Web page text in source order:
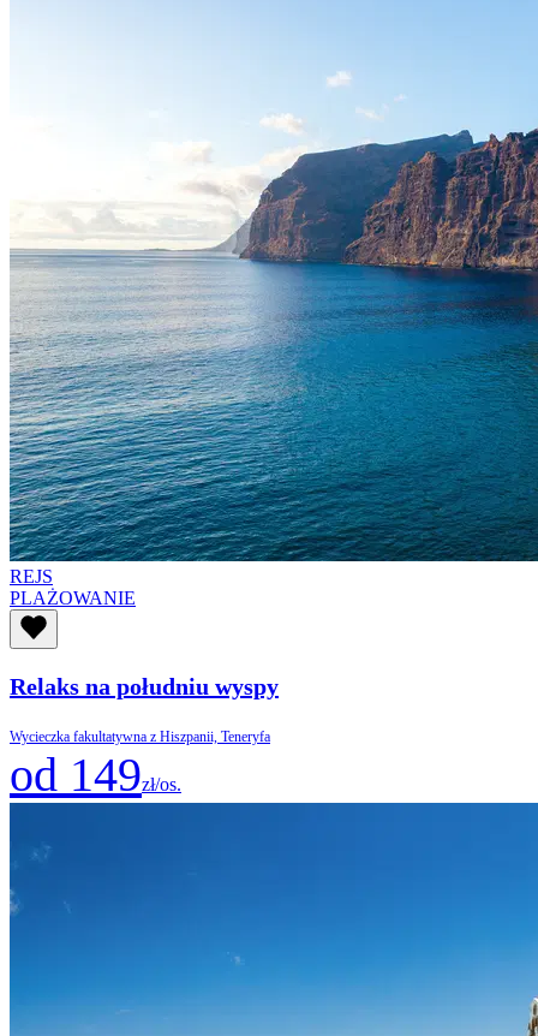
REJS
PLAŻOWANIE
Relaks na południu wyspy
Wycieczka fakultatywna z Hiszpanii, Teneryfa
od 149zł/os.